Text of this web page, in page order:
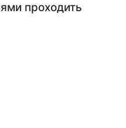
проходить